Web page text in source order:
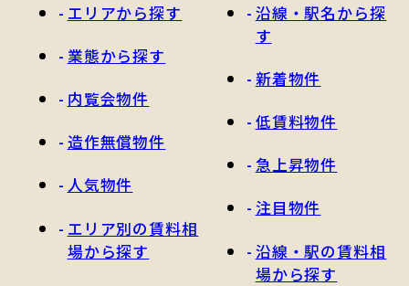
エリアから探す
業態から探す
内覧会物件
造作無償物件
人気物件
エリア別の賃料相
場から探す
沿線・駅名から探
す
新着物件
低賃料物件
急上昇物件
注目物件
沿線・駅の賃料相
場から探す